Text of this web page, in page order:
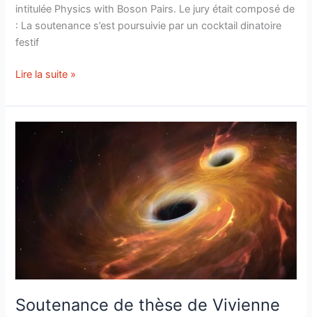
intitulée Physics with Boson Pairs. Le jury était composé de
: La soutenance s’est poursuivie par un cocktail dinatoire
festif
Soutenance
à
Diriger
Joany
Ramos
Lire la suite »
Soutenance de thèse de Vivienne